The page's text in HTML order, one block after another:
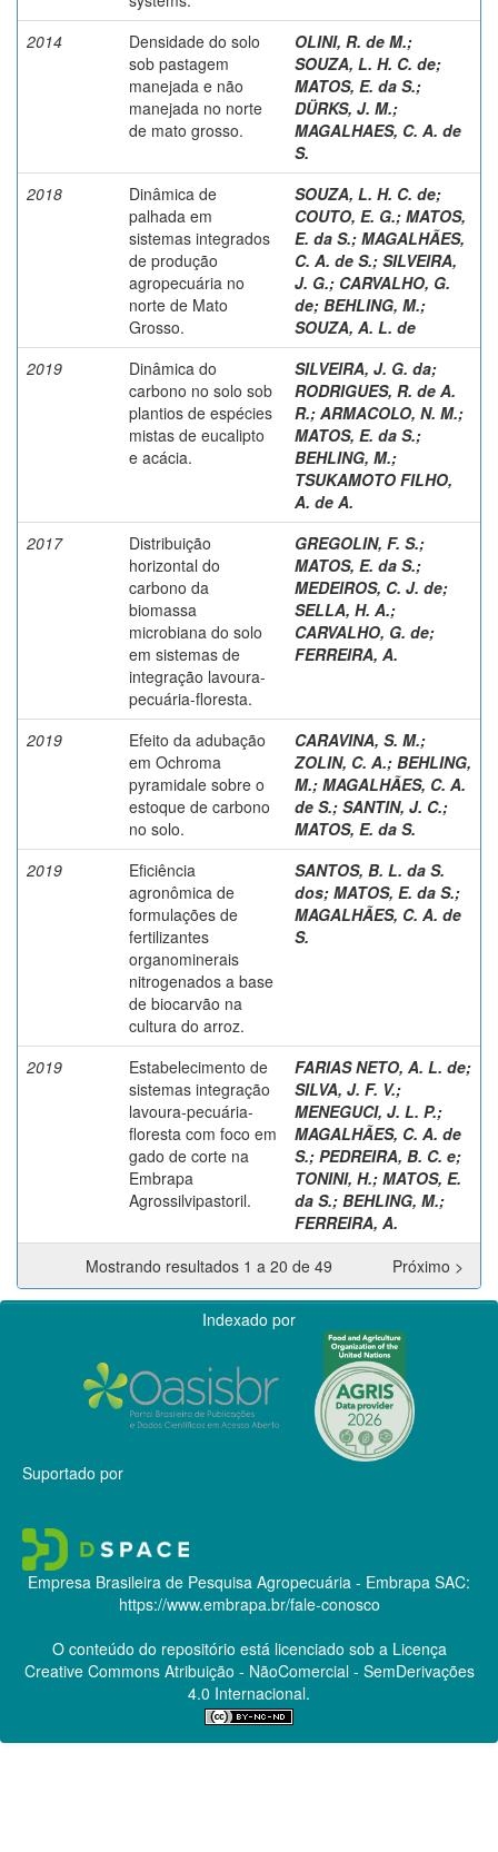
2014
Densidade do solo
sob pastagem
manejada e não
manejada no norte
de mato grosso.
OLINI, R. de M.;
SOUZA, L. H. C. de;
MATOS, E. da S.;
DÜRKS, J. M.;
MAGALHAES, C. A. de
S.
2018
Dinâmica de
palhada em
sistemas integrados
de produção
agropecuária no
norte de Mato
Grosso.
SOUZA, L. H. C. de;
COUTO, E. G.; MATOS,
E. da S.; MAGALHÃES,
C. A. de S.; SILVEIRA,
J. G.; CARVALHO, G.
de; BEHLING, M.;
SOUZA, A. L. de
2019
Dinâmica do
carbono no solo sob
plantios de espécies
mistas de eucalipto
e acácia.
SILVEIRA, J. G. da;
RODRIGUES, R. de A.
R.; ARMACOLO, N. M.;
MATOS, E. da S.;
BEHLING, M.;
TSUKAMOTO FILHO,
A. de A.
2017
Distribuição
horizontal do
carbono da
biomassa
microbiana do solo
em sistemas de
integração lavoura-
pecuária-floresta.
GREGOLIN, F. S.;
MATOS, E. da S.;
MEDEIROS, C. J. de;
SELLA, H. A.;
CARVALHO, G. de;
FERREIRA, A.
2019
Efeito da adubação
em Ochroma
pyramidale sobre o
estoque de carbono
no solo.
CARAVINA, S. M.;
ZOLIN, C. A.; BEHLING,
M.; MAGALHÃES, C. A.
de S.; SANTIN, J. C.;
MATOS, E. da S.
2019
Eficiência
agronômica de
formulações de
fertilizantes
organominerais
nitrogenados a base
de biocarvão na
cultura do arroz.
SANTOS, B. L. da S.
dos; MATOS, E. da S.;
MAGALHÃES, C. A. de
S.
2019
Estabelecimento de
sistemas integração
lavoura-pecuária-
floresta com foco em
gado de corte na
Embrapa
Agrossilvipastoril.
FARIAS NETO, A. L. de;
SILVA, J. F. V.;
MENEGUCI, J. L. P.;
MAGALHÃES, C. A. de
S.; PEDREIRA, B. C. e;
TONINI, H.; MATOS, E.
da S.; BEHLING, M.;
FERREIRA, A.
Mostrando resultados 1 a 20 de 49
Próximo >
Indexado por
Suportado por
Empresa Brasileira de Pesquisa Agropecuária - Embrapa SAC:
https://www.embrapa.br/fale-conosco
O conteúdo do repositório está licenciado sob a Licença
Creative CommonsAtribuição - NãoComercial - SemDerivações
4.0 Internacional.